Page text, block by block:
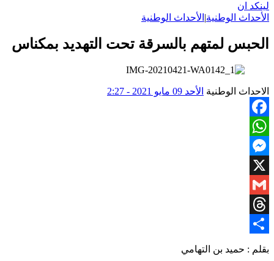
لينكد ان
الأحداث الوطنية| الأحداث الوطنية
الحبس لمتهم بالسرقة تحت التهديد بمكناس
الاحداث الوطنية الأحد 09 مايو 2021 - 2:27
Facebook
WhatsApp
Messenger
X
Gmail
Threads
Share
بقلم : حميد بن التهامي